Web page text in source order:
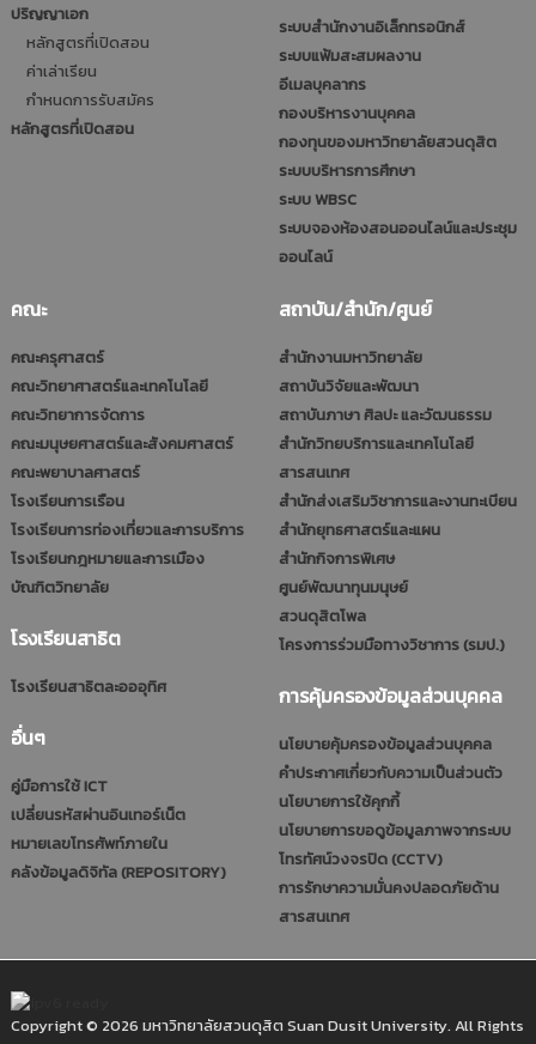
ปริญญาเอก
หลักสูตรที่เปิดสอน
ค่าเล่าเรียน
กำหนดการรับสมัคร
หลักสูตรที่เปิดสอน
ระบบสำนักงานอิเล็กทรอนิกส์
ระบบแฟ้มสะสมผลงาน
อีเมลบุคลากร
กองบริหารงานบุคคล
กองทุนของมหาวิทยาลัยสวนดุสิต
ระบบบริหารการศึกษา
ระบบ WBSC
ระบบจองห้องสอนออนไลน์และประชุม
ออนไลน์
คณะ
คณะครุศาสตร์
คณะวิทยาศาสตร์และเทคโนโลยี
คณะวิทยาการจัดการ
คณะมนุษยศาสตร์และสังคมศาสตร์
คณะพยาบาลศาสตร์
โรงเรียนการเรือน
โรงเรียนการท่องเที่ยวและการบริการ
โรงเรียนกฎหมายและการเมือง
บัณฑิตวิทยาลัย
โรงเรียนสาธิต
โรงเรียนสาธิตละอออุทิศ
อื่นๆ
คู่มือการใช้ ICT
เปลี่ยนรหัสผ่านอินเทอร์เน็ต
หมายเลขโทรศัพท์ภายใน
คลังข้อมูลดิจิทัล (REPOSITORY)
สถาบัน/สำนัก/ศูนย์
สำนักงานมหาวิทยาลัย
สถาบันวิจัยและพัฒนา
สถาบันภาษา ศิลปะ และวัฒนธรรม
สำนักวิทยบริการและเทคโนโลยี
สารสนเทศ
สำนักส่งเสริมวิชาการและงานทะเบียน
สำนักยุทธศาสตร์และแผน
สำนักกิจการพิเศษ
ศูนย์พัฒนาทุนมนุษย์
สวนดุสิตโพล
โครงการร่วมมือทางวิชาการ (รมป.)
การคุ้มครองข้อมูลส่วนบุคคล
นโยบายคุ้มครองข้อมูลส่วนบุคคล
คำประกาศเกี่ยวกับความเป็นส่วนตัว
นโยบายการใช้คุกกี้
นโยบายการขอดูข้อมูลภาพจากระบบ
โทรทัศน์วงจรปิด (CCTV)
การรักษาความมั่นคงปลอดภัยด้าน
สารสนเทศ
Copyright © 2026 มหาวิทยาลัยสวนดุสิต Suan Dusit University. All Rights